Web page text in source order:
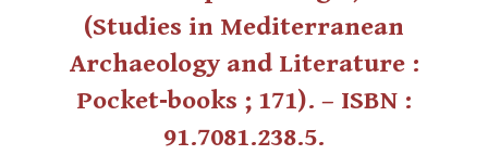
(Studies in Mediterranean
Archaeology and Literature :
Pocket‑books ; 171). – ISBN :
91.7081.238.5.